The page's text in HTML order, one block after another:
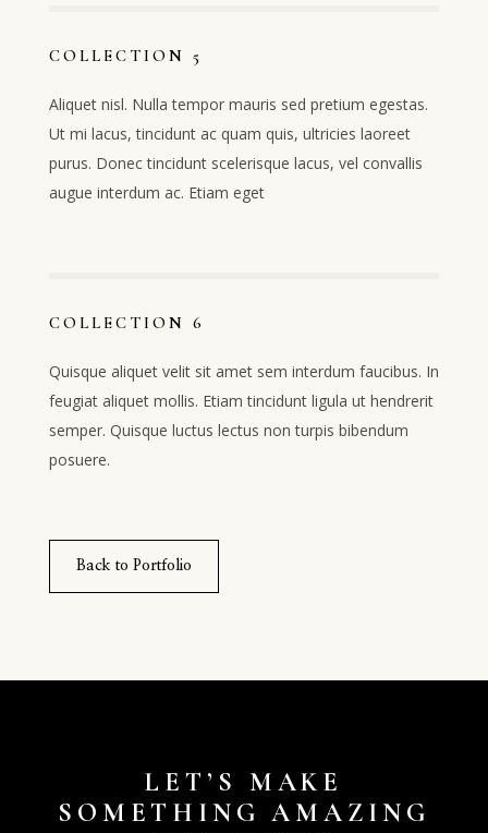
COLLECTION 5
Aliquet nisl. Nulla tempor mauris sed pretium egestas.
Ut mi lacus, tincidunt ac quam quis, ultricies laoreet
purus. Donec tincidunt scelerisque lacus, vel convallis
augue interdum ac. Etiam eget
COLLECTION 6
Quisque aliquet velit sit amet sem interdum faucibus. In
feugiat aliquet mollis. Etiam tincidunt ligula ut hendrerit
semper. Quisque luctus lectus non turpis bibendum
posuere.
Back to Portfolio
LET’S MAKE
SOMETHING AMAZING